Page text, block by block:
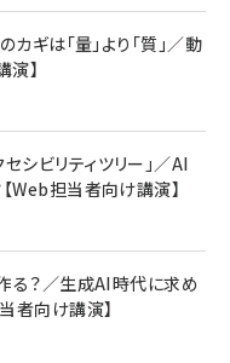
億貯めた株式投資
ルールのデザイン
もっと見る
クティブノイズキャンセリ
ケーブル 240W 結束バン
リコン素材採用 iPhone
iPad Pro MacBook
ッドナイトブラック)
ミッドナイトブラック)
ベル 350ml 缶 24本 ビー
〆切! 黒ラベルビヤセラー
ギは「量」より「質」／動
】
シビリティツリー」／AI
Web担当者向け講演】
る？／生成AI時代に求め
者向け講演】